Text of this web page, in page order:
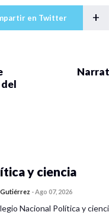
en Twitter +
y ciencia
-Ago 07, 2026
Nacional Política y